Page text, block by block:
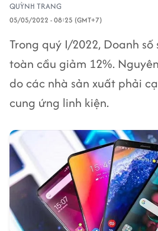
QUỲNH TRANG
05/05/2022 - 08:25 (GMT+7)
Trong quý I/2022, Doanh
toàn cầu giảm 12%.
do các nhà sản xuất phải
cung ứng linh kiện.